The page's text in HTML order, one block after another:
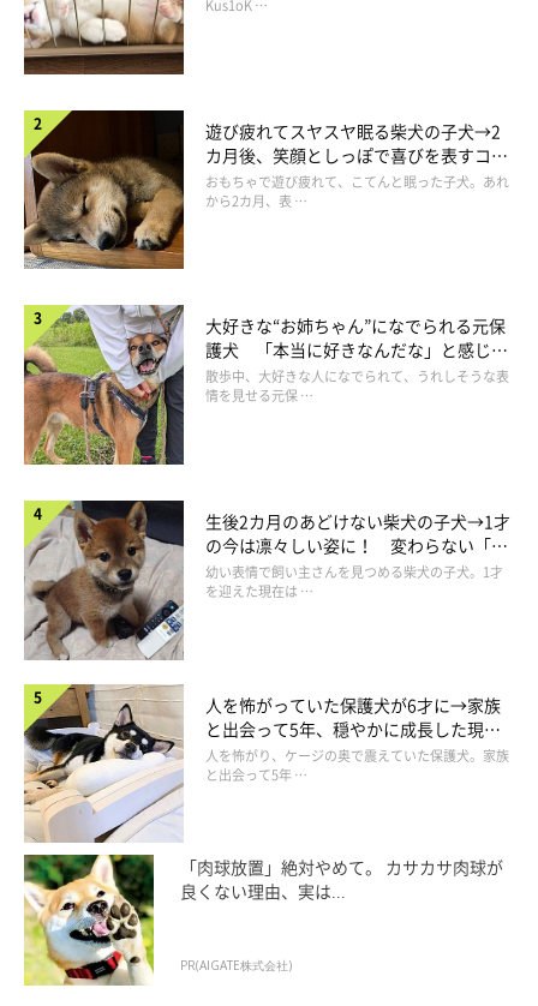
長！
Kus1oK …
遊び疲れてスヤスヤ眠る柴犬の子犬→2
カ月後、笑顔としっぽで喜びを表すコに
成長！
おもちゃで遊び疲れて、こてんと眠った子犬。あれ
から2カ月、表 …
大好きな“お姉ちゃん”になでられる元保
護犬 「本当に好きなんだな」と感じる
表情にほっこり
散歩中、大好きな人になでられて、うれしそうな表
情を見せる元保 …
生後2カ月のあどけない柴犬の子犬→1才
の今は凛々しい姿に！ 変わらない「く
りくりおめめ」にもほっこり
幼い表情で飼い主さんを見つめる柴犬の子犬。1才
を迎えた現在は …
人を怖がっていた保護犬が6才に→家族
と出会って5年、穏やかに成長した現在
の姿にグッとくる
人を怖がり、ケージの奥で震えていた保護犬。家族
と出会って5年 …
「肉球放置」絶対やめて。 カサカサ肉球が
良くない理由、実は...
PR(AIGATE株式会社)